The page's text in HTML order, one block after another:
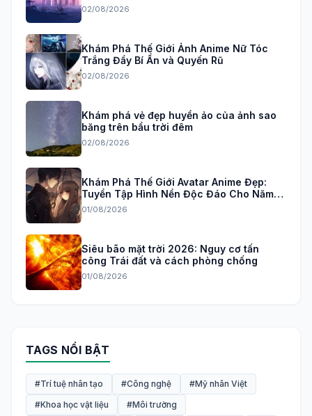
02/08/2026
Khám Phá Thế Giới Ảnh Anime Nữ Tóc
Trắng Đầy Bí Ẩn và Quyến Rũ
02/08/2026
Khám phá vẻ đẹp huyền ảo của ảnh sao
băng trên bầu trời đêm
02/08/2026
Khám Phá Thế Giới Avatar Anime Đẹp:
Tuyển Tập Hình Nền Độc Đáo Cho Năm
2026
01/08/2026
Siêu bão mặt trời 2026: Nguy cơ tấn
công Trái đất và cách phòng chống
01/08/2026
TAGS NỔI BẬT
#Trí tuệ nhân tạo #Công nghệ
#Mỹ nhân Việt
#Khoa học vật liệu
#Môi trường